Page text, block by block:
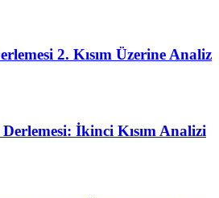
2. Kısım Üzerine Analiz
İkinci Kısım Analizi